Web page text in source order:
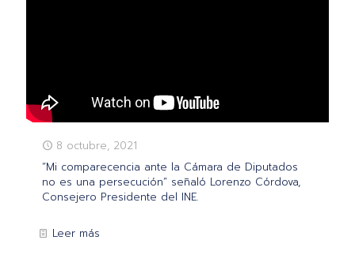
8 octubre, 2021
“Mi comparecencia ante la Cámara de Diputados
no es una persecución” señaló Lorenzo Córdova,
Consejero Presidente del INE.
Leer más